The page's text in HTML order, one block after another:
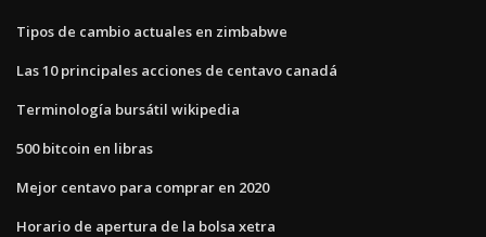
Tipos de cambio actuales en zimbabwe
Las 10 principales acciones de centavo canadá
Terminología bursátil wikipedia
500 bitcoin en libras
Mejor centavo para comprar en 2020
Horario de apertura de la bolsa xetra